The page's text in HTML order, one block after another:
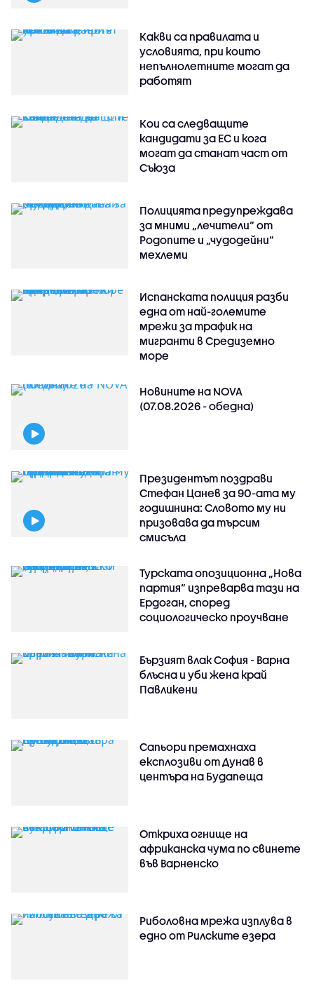
Какви са правилата и
условията, при които
непълнолетните могат да
работят
Кои са следващите
кандидати за ЕС и кога
могат да станат част от
Съюза
Полицията предупреждава
за мними „лечители“ от
Родопите и „чудодейни“
мехлеми
Испанската полиция разби
една от най-големите
мрежи за трафик на
мигранти в Средиземно
море
Новините на NOVA
(07.08.2026 - обедна)
Президентът поздрави
Стефан Цанев за 90-ата му
годишнина: Словото му ни
призовава да търсим
смисъла
Турската опозиционна „Нова
партия“ изпреварва тази на
Ердоган, според
социологическо проучване
Бързият влак София - Варна
блъсна и уби жена край
Павликени
Сапьори премахнаха
експлозиви от Дунав в
центъра на Будапеща
Откриха огнище на
африканска чума по свинете
във Варненско
Риболовна мрежа изплува в
едно от Рилските езера